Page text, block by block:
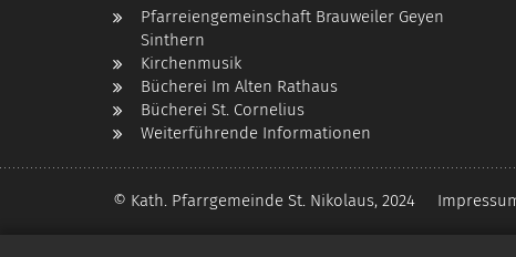
Pfarreiengemeinschaft Brauweiler Geyen
Sinthern
Kirchenmusik
Bücherei Im Alten Rathaus
Bücherei St. Cornelius
Weiterführende Informationen
© Kath. Pfarrgemeinde St. Nikolaus, 2024